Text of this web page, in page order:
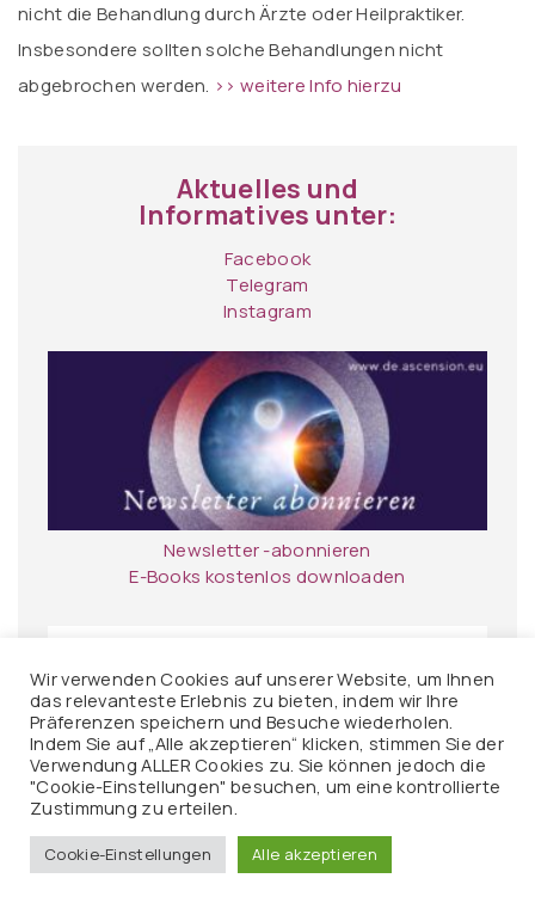
nicht die Behandlung durch Ärzte oder Heilpraktiker.
Insbesondere sollten solche Behandlungen nicht
abgebrochen werden. >> weitere Info hierzu
Aktuelles und
Informatives unter:
Facebook
Telegram
Instagram
Newsletter -abonnieren
E-Books kostenlos downloaden
Ascension-Akademie
Seminare
Wir verwenden Cookies auf unserer Website, um Ihnen
das relevanteste Erlebnis zu bieten, indem wir Ihre
Präferenzen speichern und Besuche wiederholen.
Indem Sie auf „Alle akzeptieren“ klicken, stimmen Sie der
Verwendung ALLER Cookies zu. Sie können jedoch die
"Cookie-Einstellungen" besuchen, um eine kontrollierte
Zustimmung zu erteilen.
Cookie-Einstellungen Alle akzeptieren